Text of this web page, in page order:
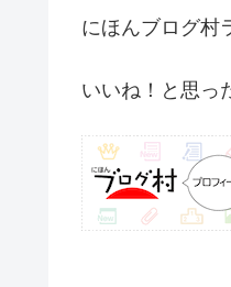
にほんブログ村
いいね！と思っ